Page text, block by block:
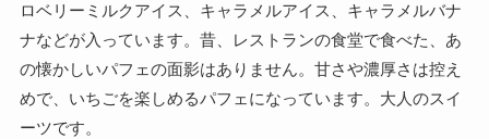
ロベリーミルクアイス、キャラメルアイス、キャラメルバナ
ナなどが入っています。昔、レストランの食堂で食べた、あ
の懐かしいパフェの面影はありません。甘さや濃厚さは控え
めで、いちごを楽しめるパフェになっています。大人のスイ
ーツです。